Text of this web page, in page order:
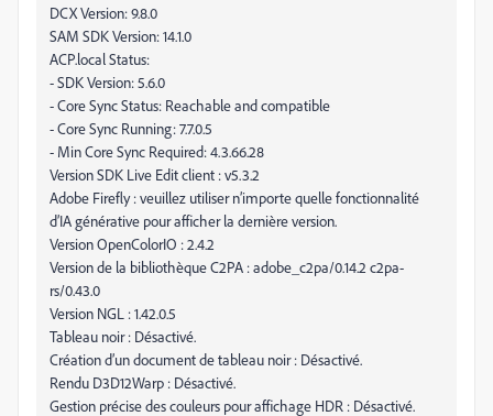
DCX Version: 9.8.0
SAM SDK Version: 14.1.0
ACP.local Status:
- SDK Version: 5.6.0
- Core Sync Status: Reachable and compatible
- Core Sync Running: 7.7.0.5
- Min Core Sync Required: 4.3.66.28
Version SDK Live Edit client : v5.3.2
Adobe Firefly : veuillez utiliser n’importe quelle fonctionnalité
d’IA générative pour afficher la dernière version.
Version OpenColorIO : 2.4.2
Version de la bibliothèque C2PA : adobe_c2pa/0.14.2 c2pa-
rs/0.43.0
Version NGL : 1.42.0.5
Tableau noir : Désactivé.
Création d’un document de tableau noir : Désactivé.
Rendu D3D12Warp : Désactivé.
Gestion précise des couleurs pour affichage HDR : Désactivé.